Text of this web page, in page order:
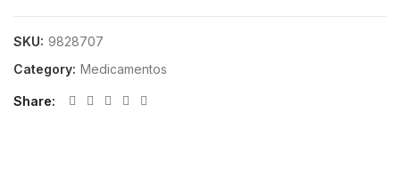
SKU: 9828707
Category: Medicamentos
Share